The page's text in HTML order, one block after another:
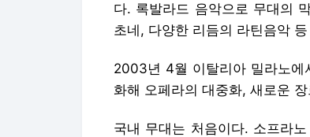
다. 록발라드 음악으로 무대의
초네, 다양한 리듬의 라틴음악
2003년 4월 이탈리아 밀라노에
화해 오페라의 대중화, 새로운
국내 무대는 처음이다. 소프라